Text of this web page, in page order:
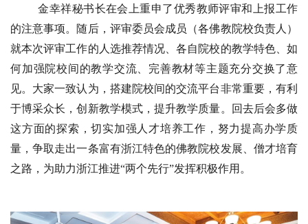
佛
教
人
物
寺
院
巡
礼
频
金幸祥秘书长在会上重申了优秀教师评审和上报工作
的注意事项。随后，评审委员会成员（各佛教院校负责人）
就本次评审工作的人选推荐情况、各自院校的教学特色、如
何加强院校间的教学交流、完善教材等主题充分交换了意
见。大家一致认为，搭建院校间的交流平台非常重要，有利
于博采众长，创新教学模式，提升教学质量。回去后会多做
这方面的探索，切实加强人才培养工作，努力提高办学质
量，争取走出一条富有浙江特色的佛教院校发展、僧才培育
之路，为助力浙江推进“两个先行”发挥积极作用。